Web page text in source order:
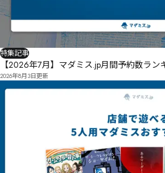
特集記事
【2026年7月】マダミス.jp月間予約数ラン
2026年8月3日更新